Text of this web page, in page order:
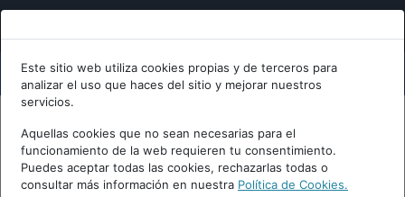
Este sitio web utiliza cookies propias y de terceros para
analizar el uso que haces del sitio y mejorar nuestros
servicios.
Aquellas cookies que no sean necesarias para el
funcionamiento de la web requieren tu consentimiento.
Puedes aceptar todas las cookies, rechazarlas todas o
consultar más información en nuestra Política de Cookies.